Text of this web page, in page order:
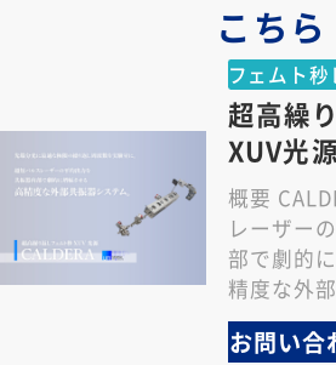
こちら
フェムト秒
超高繰
XUV光
概要
レーザー
部で劇的
精度な外
す。数
し周波数
お問い合